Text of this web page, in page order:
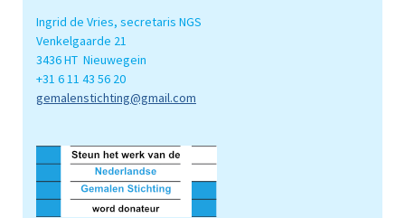
Ingrid de Vries, secretaris NGS
Venkelgaarde 21
3436 HT Nieuwegein
+31 6 11 43 56 20
gemalenstichting@gmail.com